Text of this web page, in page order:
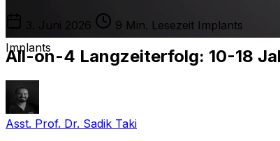
Implants
3. Juni 2026 9 Min. Lesezeit Implants
All-on-4 Langzeiterfolg: 10-18
Asst. Prof. Dr. Sadik Taki